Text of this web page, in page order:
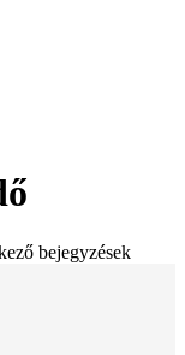
bejegyzések